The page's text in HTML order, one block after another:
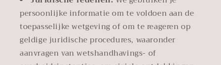
persoonlijke informatie om te voldoen aan de
toepasselijke wetgeving of om te reageren op
geldige juridische procedures, waaronder
aanvragen van wetshandhavings- of